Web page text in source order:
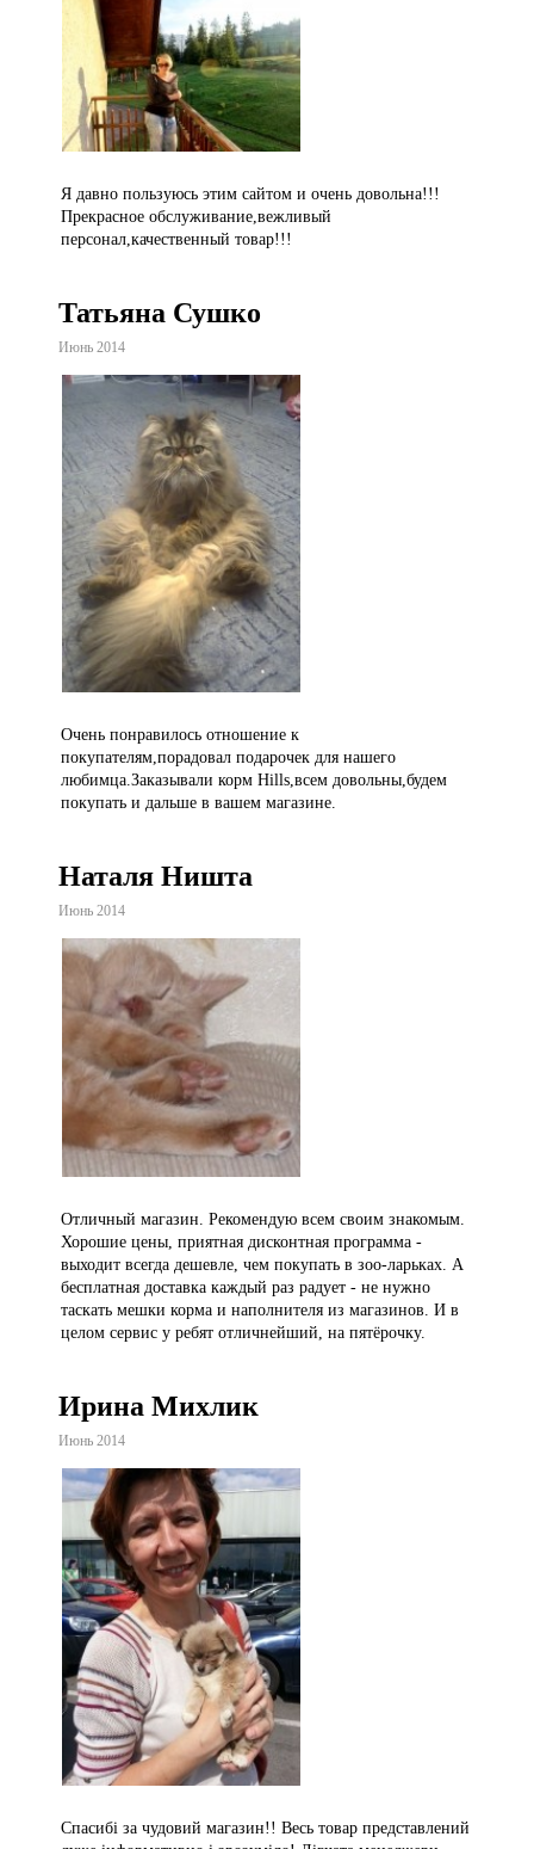
Я давно пользуюсь этим сайтом и очень довольна!!!
Прекрасное обслуживание,вежливый
персонал,качественный товар!!!
Татьяна Сушко
Июнь 2014
Очень понравилось отношение к
покупателям,порадовал подарочек для нашего
любимца.Заказывали корм Hills,всем довольны,будем
покупать и дальше в вашем магазине.
Наталя Ништа
Июнь 2014
Отличный магазин. Рекомендую всем своим знакомым.
Хорошие цены, приятная дисконтная программа -
выходит всегда дешевле, чем покупать в зоо-ларьках. А
бесплатная доставка каждый раз радует - не нужно
таскать мешки корма и наполнителя из магазинов. И в
целом сервис у ребят отличнейший, на пятёрочку.
Ирина Михлик
Июнь 2014
Спасибі за чудовий магазин!! Весь товар представлений